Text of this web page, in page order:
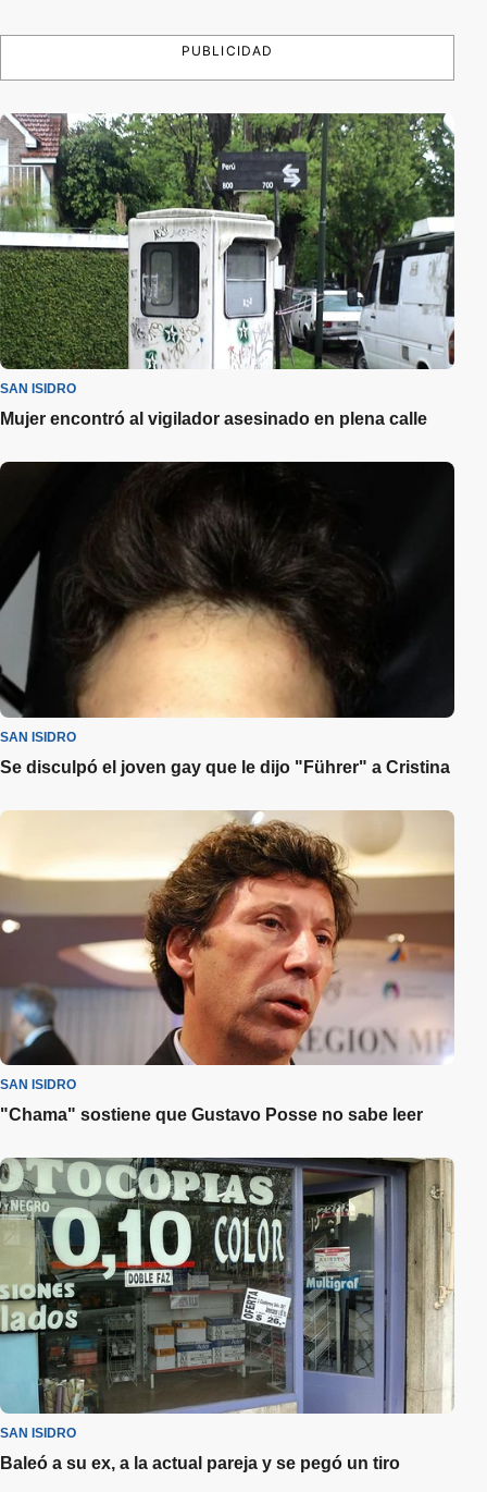
PUBLICIDAD
SAN ISIDRO
Mujer encontró al vigilador asesinado en plena calle
SAN ISIDRO
Se disculpó el joven gay que le dijo "Führer" a Cristina
SAN ISIDRO
"Chama" sostiene que Gustavo Posse no sabe leer
SAN ISIDRO
Baleó a su ex, a la actual pareja y se pegó un tiro